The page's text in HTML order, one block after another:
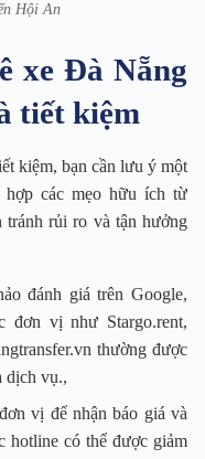
Hội An
xe Đà Nẵng
tiết kiệm
kiệm, bạn cần lưu ý một
hợp các mẹo hữu ích từ
rủi ro và tận hưởng
đánh giá trên Google,
đơn vị như Stargo.rent,
thường được
dịch vụ.,
vị để nhận báo giá và
hotline có thể được giảm